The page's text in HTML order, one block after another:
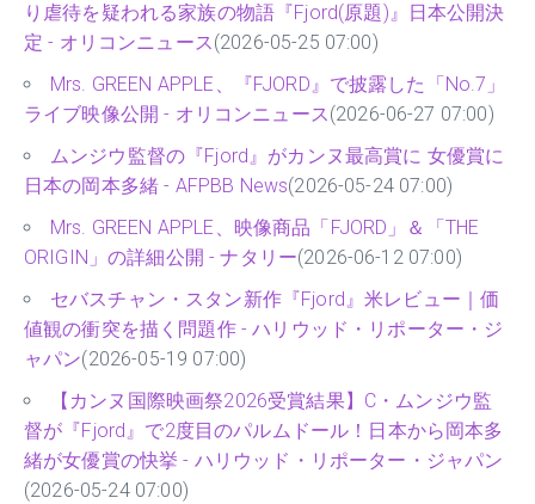
り虐待を疑われる家族の物語『Fjord(原題)』日本公開決
定 - オリコンニュース(2026-05-25 07:00)
Mrs. GREEN APPLE、『FJORD』で披露した「No.7」
ライブ映像公開 - オリコンニュース(2026-06-27 07:00)
ムンジウ監督の『Fjord』がカンヌ最高賞に 女優賞に
日本の岡本多緒 - AFPBB News(2026-05-24 07:00)
Mrs. GREEN APPLE、映像商品「FJORD」＆「THE
ORIGIN」の詳細公開 - ナタリー(2026-06-12 07:00)
セバスチャン・スタン新作『Fjord』米レビュー｜価
値観の衝突を描く問題作 - ハリウッド・リポーター・ジ
ャパン(2026-05-19 07:00)
【カンヌ国際映画祭2026受賞結果】C・ムンジウ監
督が『Fjord』で2度目のパルムドール！日本から岡本多
緒が女優賞の快挙 - ハリウッド・リポーター・ジャパン
(2026-05-24 07:00)